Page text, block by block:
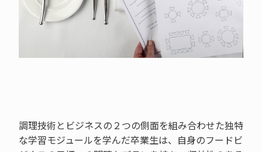
調理技術とビジネスの２つの側面を組み合わせた独特
な学習モジュールを学んだ卒業生は、自身のフードビ